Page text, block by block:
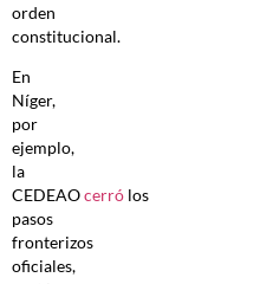
orden
constitucional.
En
Níger,
por
ejemplo,
la
CEDEAOcerró los
pasos
fronterizos
oficiales,